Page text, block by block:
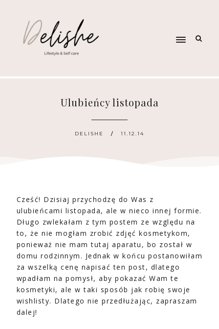
Ulubieńcy listopada
DELISHE 11.12.14
Cześć! Dzisiaj przychodzę do Was z
ulubieńcami listopada, ale w nieco innej formie.
Długo zwlekałam z tym postem ze względu na
to, że nie mogłam zrobić zdjęć kosmetykom,
ponieważ nie mam tutaj aparatu, bo został w
domu rodzinnym. Jednak w końcu postanowiłam
za wszelką cenę napisać ten post, dlatego
wpadłam na pomysł, aby pokazać Wam te
kosmetyki, ale w taki sposób jak robię swoje
wishlisty. Dlatego nie przedłużając, zapraszam
dalej!